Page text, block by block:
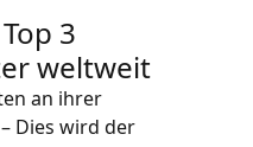
3
weltweit
an ihrer
Dies wird der